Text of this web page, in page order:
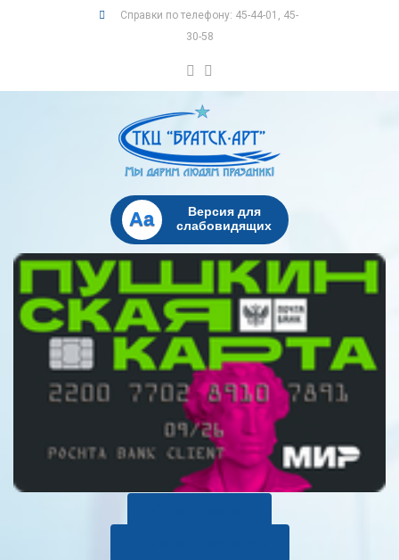
Справки по телефону: 45-44-01, 45-
30-58
Aa
Версия для
слабовидящих